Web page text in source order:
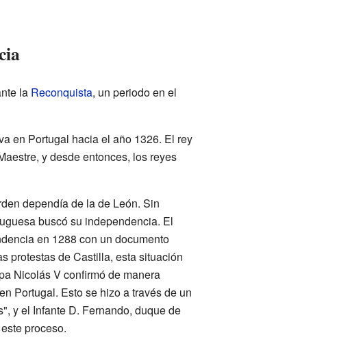
la Reconquista, un periodo en el
en Portugal hacia el año 1326. El rey
y desde entonces, los reyes
dependía de la de León. Sin
buscó su independencia. El
en 1288 con un documento
protestas de Castilla, esta situación
Nicolás V confirmó de manera
Portugal. Esto se hizo a través de un
y el Infante D. Fernando, duque de
proceso.